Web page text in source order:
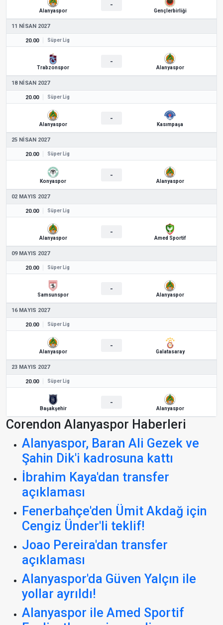
Alanyaspor
-
Gençlerbirliği
11 NISAN 2027
20.00 Süper Lig
Trabzonspor
-
Alanyaspor
18 NISAN 2027
20.00 Süper Lig
Alanyaspor
-
Kasımpaşa
25 NISAN 2027
20.00 Süper Lig
Konyaspor
-
Alanyaspor
02 MAYIS 2027
20.00 Süper Lig
Alanyaspor
-
Amed Sportif
09 MAYIS 2027
20.00 Süper Lig
Samsunspor
-
Alanyaspor
16 MAYIS 2027
20.00 Süper Lig
Alanyaspor
-
Galatasaray
23 MAYIS 2027
20.00 Süper Lig
Başakşehir
-
Alanyaspor
Corendon Alanyaspor Haberleri
Alanyaspor, Baran Ali Gezek ve
Şahin Dik'i kadrosuna kattı
İbrahim Kaya'dan transfer
açıklaması
Fenerbahçe'den Ümit Akdağ için
Cengiz Ünder'li teklif!
Joao Pereira'dan transfer
açıklaması
Alanyaspor'da Güven Yalçın ile
yollar ayrıldı!
Alanyaspor ile Amed Sportif